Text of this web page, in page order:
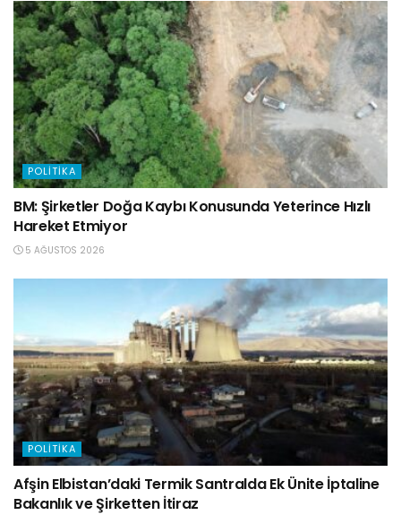
POLITIKA
BM: Şirketler Doğa Kaybı Konusunda Yeterince Hızlı
Hareket Etmiyor
5 AĞUSTOS 2026
POLITIKA
Afşin Elbistan’daki Termik Santralda Ek Ünite İptaline
Bakanlık ve Şirketten İtiraz